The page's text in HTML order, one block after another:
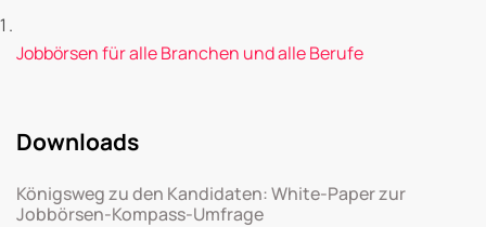
Jobbörsen für alle Branchen und alle Berufe
Downloads
Königsweg zu den Kandidaten: White-Paper zur
Jobbörsen-Kompass-Umfrage